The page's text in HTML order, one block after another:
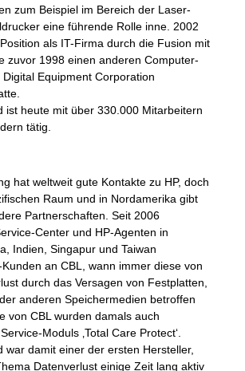
zum Beispiel im Bereich der Laser-
eine führende Rolle inne. 2002
als IT-Firma durch die Fusion mit
zuvor 1998 einen anderen Computer-
Digital Equipment Corporation
ist heute mit über 330.000 Mitarbeitern
tätig.
hat weltweit gute Kontakte zu HP, doch
Raum und in Nordamerika gibt
Partnerschaften. Seit 2006
Center und HP-Agenten in
Indien, Singapur und Taiwan
an CBL
, wann immer diese von
durch das Versagen von Festplatten,
anderen Speichermedien betroffen
von CBL wurden damals auch
Moduls ‚Total Care Protect‘.
war damit einer der ersten Hersteller,
Datenverlust einige Zeit lang aktiv